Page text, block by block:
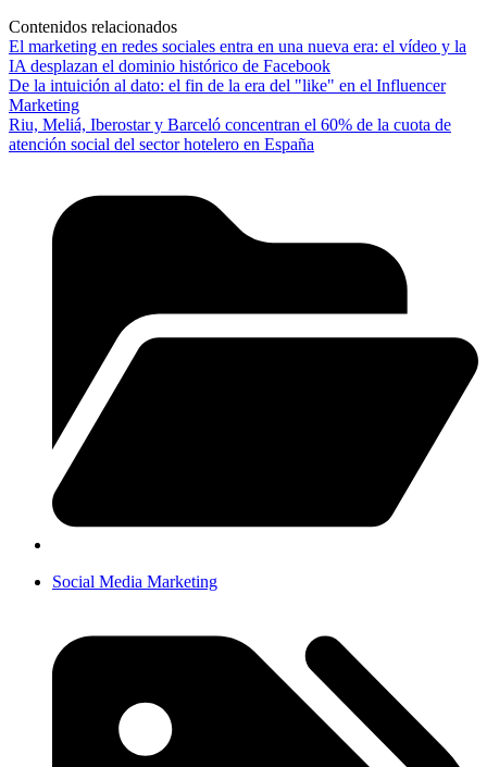
Contenidos relacionados
El marketing en redes sociales entra en una nueva era: el vídeo y la
IA desplazan el dominio histórico de Facebook
De la intuición al dato: el fin de la era del "like" en el Influencer
Marketing
Riu, Meliá, Iberostar y Barceló concentran el 60% de la cuota de
atención social del sector hotelero en España
Social Media Marketing